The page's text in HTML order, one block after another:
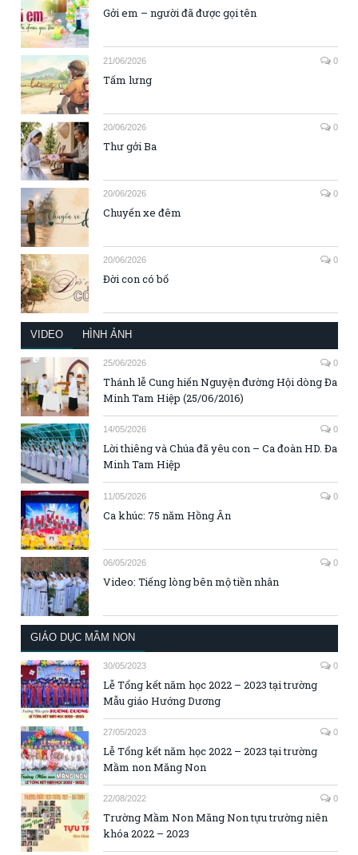
Gởi em – người đã được gọi tên
21/06/2026 0
Tấm lưng
20/06/2026 0
Thư gởi Ba
20/06/2026 0
Chuyến xe đêm
20/06/2026 0
Đời con có bố
VIDEO HÌNH ẢNH
25/06/2026 0
Thánh lễ Cung hiến Nguyện đường Hội dòng Đa
Minh Tam Hiệp (25/06/2016)
14/05/2026 0
Lời thiêng và Chúa đã yêu con – Ca đoàn HD. Đa
Minh Tam Hiệp
11/05/2026 0
Ca khúc: 75 năm Hồng Ân
06/05/2026 0
Video: Tiếng lòng bên mộ tiền nhân
GIÁO DỤC MẦM NON
30/05/2023 0
Lễ Tổng kết năm học 2022 – 2023 tại trường
Mẫu giáo Hướng Dương
27/05/2023 0
Lễ Tổng kết năm học 2022 – 2023 tại trường
Mầm non Măng Non
22/08/2022 0
Trường Mầm Non Măng Non tựu trường niên
khóa 2022 – 2023